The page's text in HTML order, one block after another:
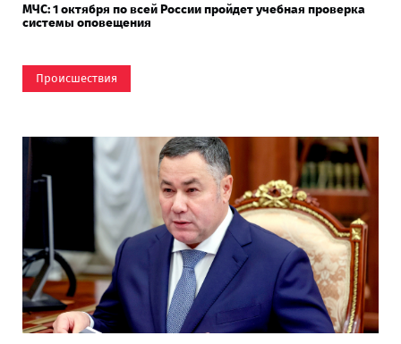
МЧС: 1 октября по всей России пройдет учебная проверка
системы оповещения
Происшествия